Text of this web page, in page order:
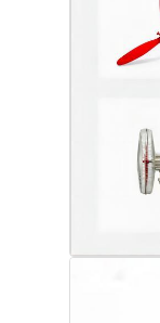
Glándulas de
enchufe y